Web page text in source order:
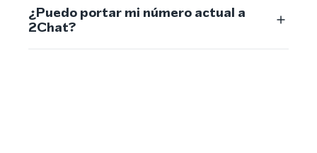
¿Puedo portar mi número actual a
2Chat?